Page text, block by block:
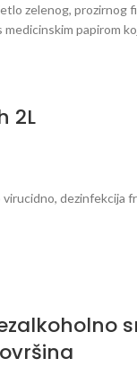
zelenog, prozirnog
medicinskim papirom
2L
dezinfekcija